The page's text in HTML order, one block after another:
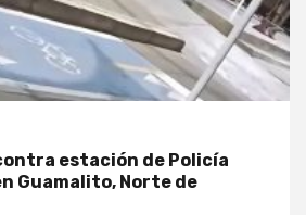
estación de Policía
Guamalito, Norte de